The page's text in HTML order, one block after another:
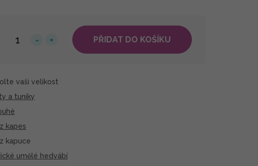
PŘIDAT DO KOŠÍKU
vaši velikost
a tuniky
kapes
kapuce
umělé hedvábí